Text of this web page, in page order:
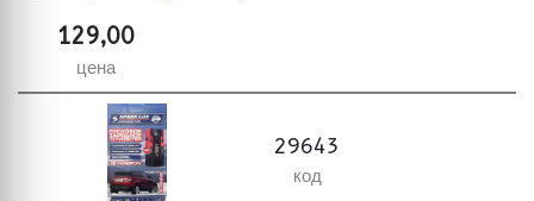
129,00
цена
29643
код